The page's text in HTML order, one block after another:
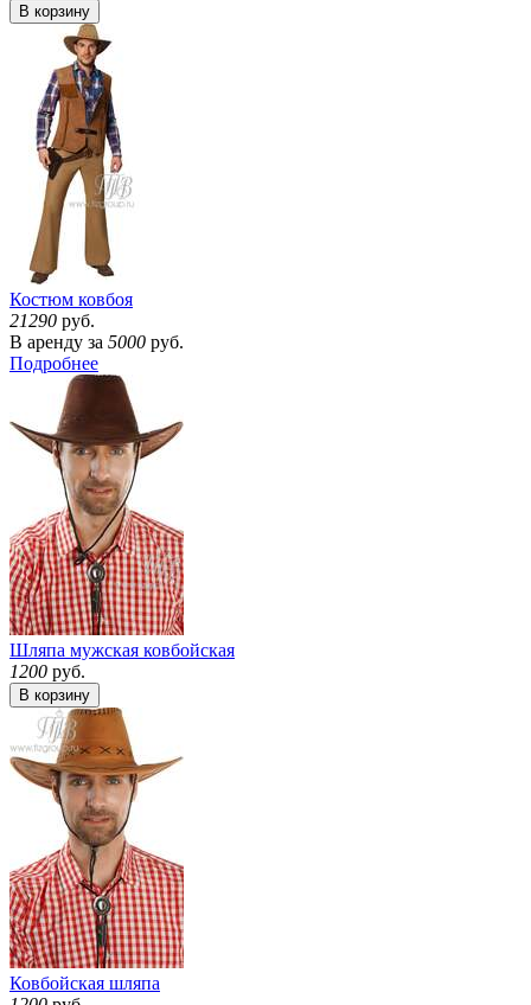
В корзину
Костюм ковбоя
21290 руб.
В аренду за 5000 руб.
Подробнее
Шляпа мужская ковбойская
1200 руб.
В корзину
Ковбойская шляпа